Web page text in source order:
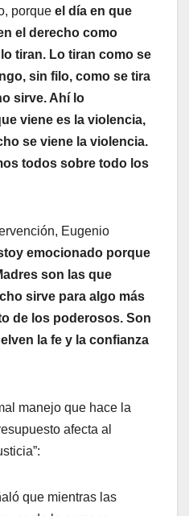
porque el día en que
el derecho como
tiran. Lo tiran como se
sin filo, como se tira
sirve. Ahí lo
viene es la violencia,
se viene la violencia.
todos sobre todo los
Eugenio
emocionado porque
son las que
sirve para algo más
de los poderosos. Son
la fe y la confianza
manejo que hace la
afecta al
que mientras las